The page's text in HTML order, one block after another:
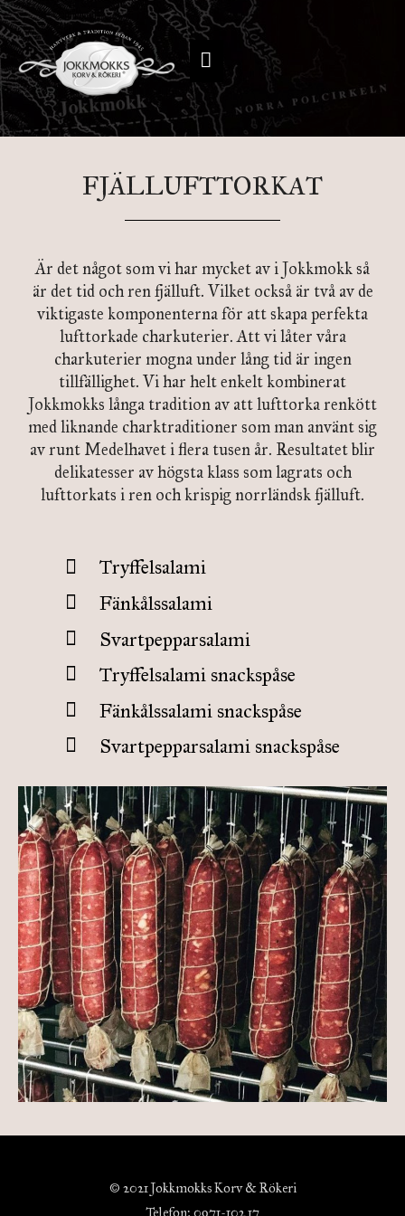
FJÄLLUFTTORKAT
Är det något som vi har mycket av i Jokkmokk så
är det tid och ren fjälluft. Vilket också är två av de
viktigaste komponenterna för att skapa perfekta
lufttorkade charkuterier. Att vi låter våra
charkuterier mogna under lång tid är ingen
tillfällighet. Vi har helt enkelt kombinerat
Jokkmokks långa tradition av att lufttorka renkött
med liknande charktraditioner som man använt sig
av runt Medelhavet i flera tusen år. Resultatet blir
delikatesser av högsta klass som lagrats och
lufttorkats i ren och krispig norrländsk fjälluft.
Tryffelsalami
Fänkålssalami
Svartpepparsalami
Tryffelsalami snackspåse
Fänkålssalami snackspåse
Svartpepparsalami snackspåse
© 2021 Jokkmokks Korv & Rökeri